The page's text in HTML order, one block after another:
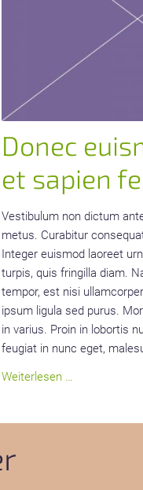
Donec
et sapien
Vestibulum non dictum
metus. Curabitur
Integer euismod laoreet
turpis, quis fringilla diam.
tempor, est nisi
ipsum ligula sed purus.
in varius. Proin in lobortis
feugiat in nunc eget,
Weiterlesen …